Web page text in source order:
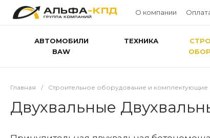
О компании
АВТОМОБИЛИ
BAW
ТЕХНИКА
Главная / Строительное оборудование и комплектующие
Двухвальные